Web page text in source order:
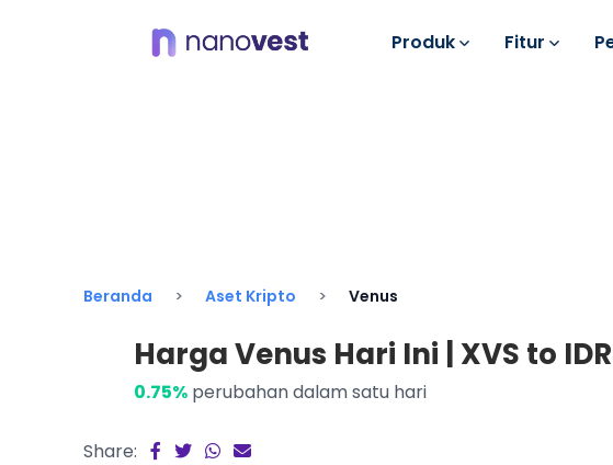
Produk Fitur
Beranda Aset Kripto Venus
Harga Venus Hari Ini | XVS to
0.75% perubahan dalam satu hari
Share: